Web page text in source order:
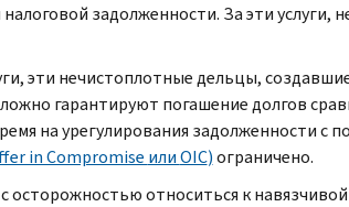
налоговой задолженности. За эти услуги,
эти нечистоплотные дельцы,
гарантируют погашение долгов
на урегулирования задолженности с
in Compromise илиOIC)ограничено.
осторожностью относиться к